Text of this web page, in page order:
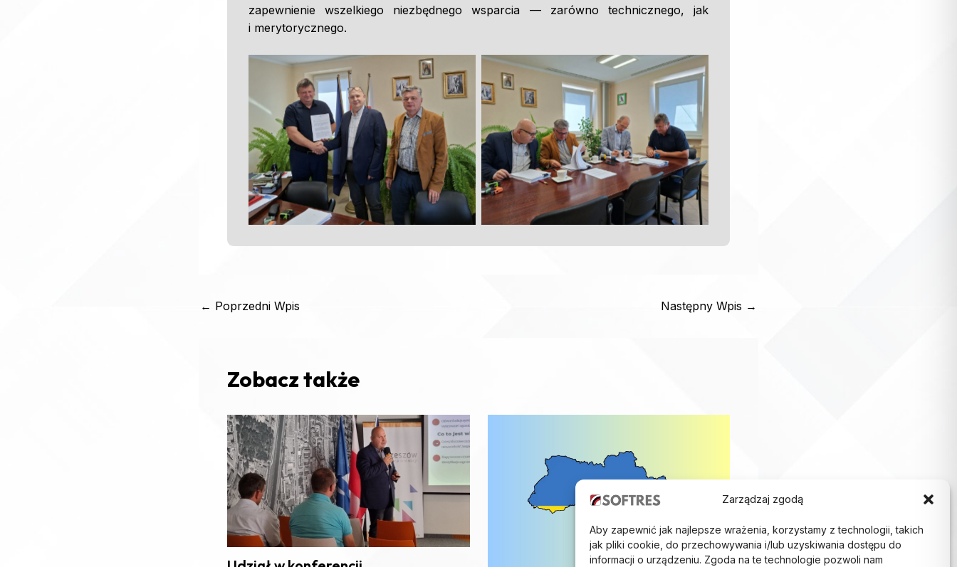
Zarządzaj zgodą
Aby zapewnić jak najlepsze wrażenia, korzystamy z technologii, takich
jak pliki cookie, do przechowywania i/lub uzyskiwania dostępu do
informacji o urządzeniu. Zgoda na te technologie pozwoli nam
zapewnienie wszelkiego niezbędnego wsparcia — zarówno technicznego, jak
i merytorycznego.
← Poprzedni Wpis Następny Wpis →
Zobacz także